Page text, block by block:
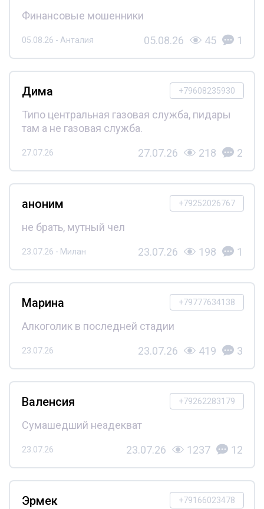
Финансовые мошенники
05.08.26 - Анталия 05.08.26 45 1
+79608235930
Дима
Типо центральная газовая служба, пидары
там а не газовая служба.
27.07.26 27.07.26 218 2
+79252026767
аноним
не брать, мутный чел
23.07.26 - Милан 23.07.26 198 1
+79777634138
Марина
Алкоголик в последней стадии
23.07.26 23.07.26 419 3
+79262283179
Валенсия
Сумашедший неадекват
23.07.26 23.07.26 1237 12
+79166023478
Эрмек